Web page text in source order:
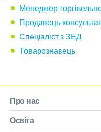
Менеджер
Продавець-
Спеціаліст з ЗЕД
Товарознавець
Про нас
Освіта